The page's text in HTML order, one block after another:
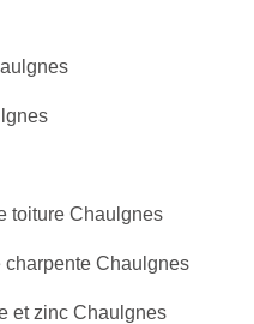
toiture Chaulgnes
charpente Chaulgnes
et zinc Chaulgnes